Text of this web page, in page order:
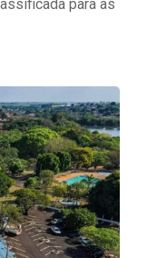
para as